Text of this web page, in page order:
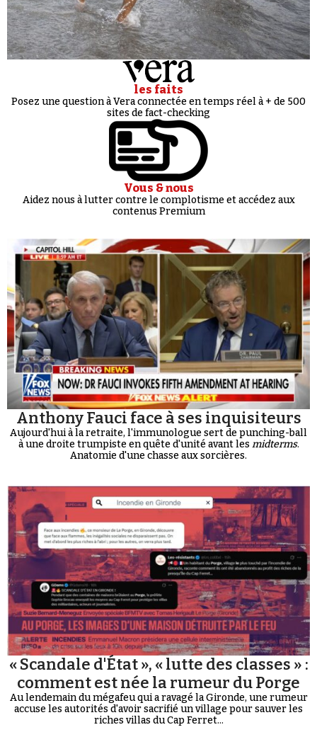
les faits
Posez une question à Vera connectée en temps réel à + de 500
sites de fact-checking
Vous & nous
Aidez nous à lutter contre le complotisme et accédez aux
contenus Premium
Anthony Fauci face à ses inquisiteurs
Aujourd'hui à la retraite, l'immunologue sert de punching-ball
à une droite trumpiste en quête d'unité avant les midterms.
Anatomie d'une chasse aux sorcières.
« Scandale d'État », « lutte des classes » :
comment est née la rumeur du Porge
Au lendemain du mégafeu qui a ravagé la Gironde, une rumeur
accuse les autorités d'avoir sacrifié un village pour sauver les
riches villas du Cap Ferret...